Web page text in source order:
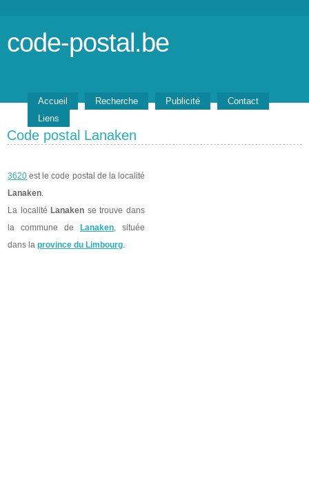
code-postal.be
Accueil Recherche Publicité
Contact
Liens
Code postal Lanaken
3620 est le code postal de la localité
Lanaken.
La localité Lanaken se trouve dans
la commune de
Lanaken, située
dans la province du Limbourg.